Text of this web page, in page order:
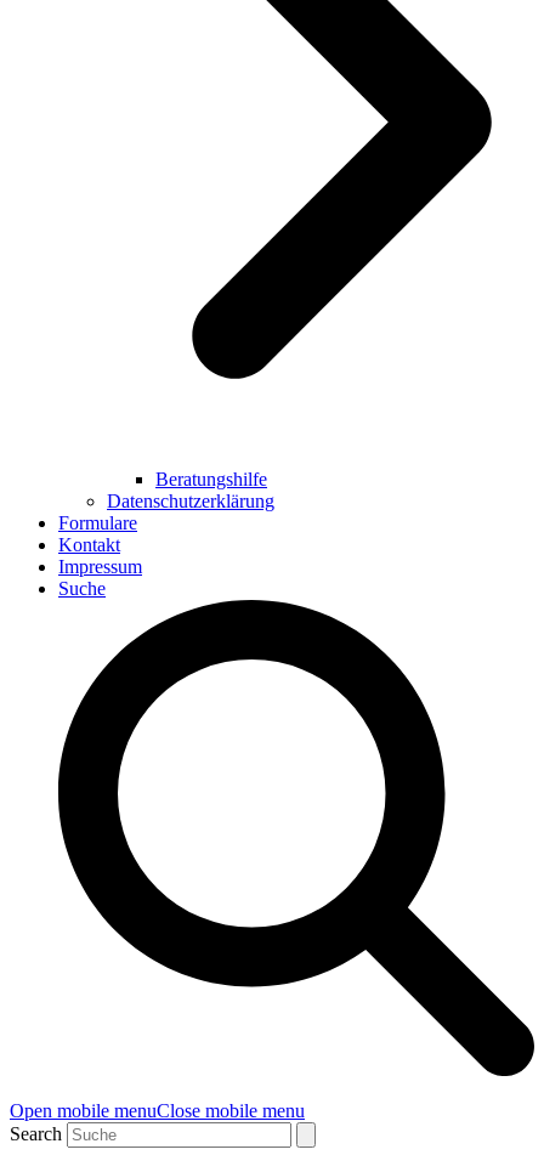
Beratungshilfe
Datenschutzerklärung
Formulare
Kontakt
Impressum
Suche
Open mobile menuClose mobile menu
Search